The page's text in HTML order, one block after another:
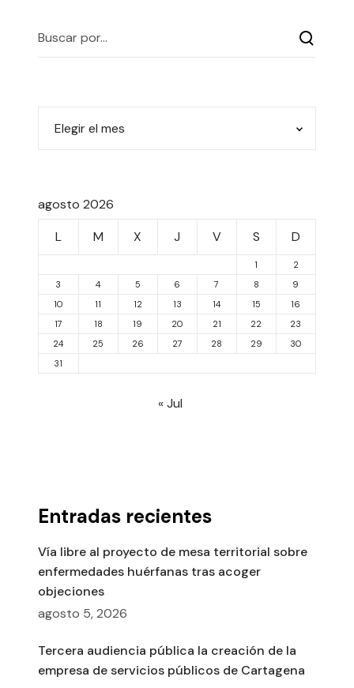
agosto 2026
L
M X J V S D
1
2
3
4 5 6 7 8
9
10
11 12 13 14 15
16
17
18 19 20 21 22
23
24
25 26 27 28 29
30
31
« Jul
Entradas recientes
Vía libre al proyecto de mesa territorial sobre
enfermedades huérfanas tras acoger
objeciones
agosto 5, 2026
Tercera audiencia pública la creación de la
empresa de servicios públicos de Cartagena